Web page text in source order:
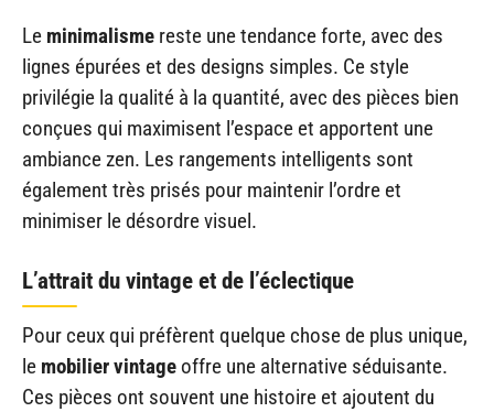
Le minimalisme reste une tendance forte, avec des
lignes épurées et des designs simples. Ce style
privilégie la qualité à la quantité, avec des pièces bien
conçues qui maximisent l’espace et apportent une
ambiance zen. Les rangements intelligents sont
également très prisés pour maintenir l’ordre et
minimiser le désordre visuel.
L’attrait du vintage et de l’éclectique
Pour ceux qui préfèrent quelque chose de plus unique,
le mobilier vintage offre une alternative séduisante.
Ces pièces ont souvent une histoire et ajoutent du